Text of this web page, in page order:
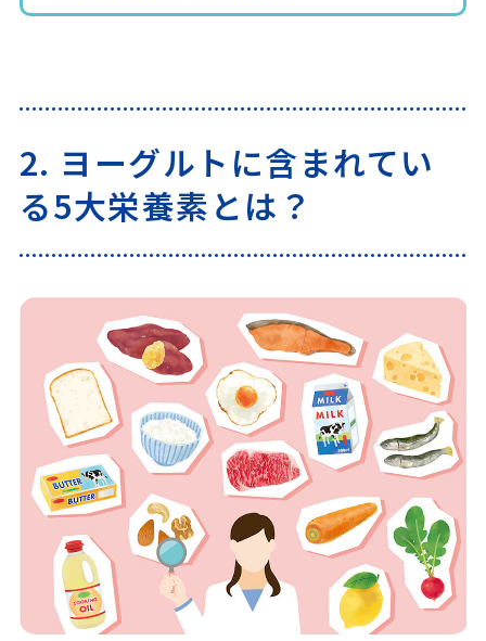
2. ヨーグルトに含まれてい
る5大栄養素とは？